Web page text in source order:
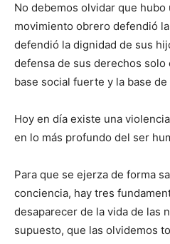
No debemos olvidar que
movimiento obrero defendió
defendió la dignidad de sus
defensa de sus derechos
base social fuerte y la base
Hoy en día existe una
en lo más profundo del ser
Para que se ejerza de forma
conciencia, hay tres
desaparecer de la vida de las
supuesto, que las olvidemos